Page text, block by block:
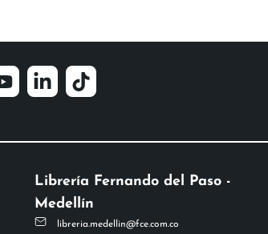
Librería Fernando del Paso -
Medellín
libreria.medellin@fce.com.co